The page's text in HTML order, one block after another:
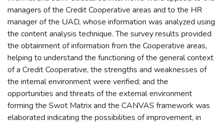
managers of the Credit Cooperative areas and to the HR
manager of the UAD, whose information was analyzed using
the content analysis technique. The survey results provided
the obtainment of information from the Cooperative areas,
helping to understand the functioning of the general context
of a Credit Cooperative, the strengths and weaknesses of
the internal environment were verified; and the
opportunities and threats of the external environment
forming the Swot Matrix and the CANVAS framework was
elaborated indicating the possibilities of improvement, in